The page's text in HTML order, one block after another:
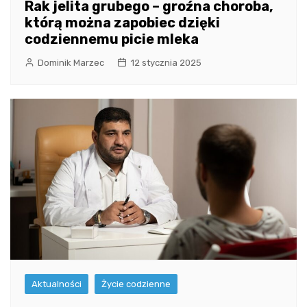
Rak jelita grubego – groźna choroba,
którą można zapobiec dzięki
codziennemu picie mleka
Dominik Marzec 12 stycznia 2025
Aktualności Życie codzienne